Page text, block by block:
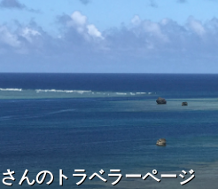
さんのトラベラーページ